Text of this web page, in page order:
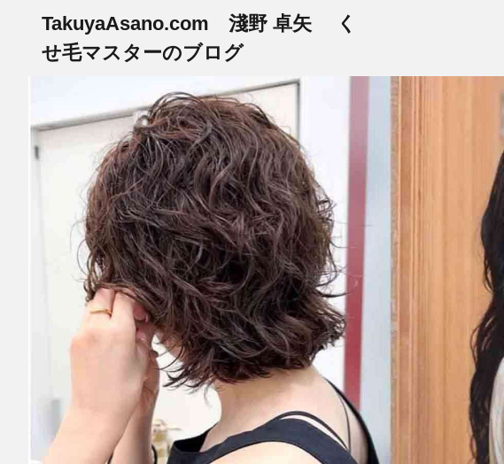
TakuyaAsano.com 淺野 卓矢 く
せ毛マスターのブログ